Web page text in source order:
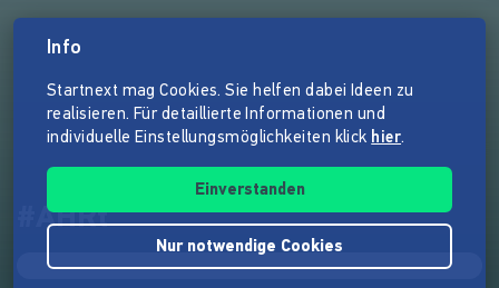
#AHRt
Info
Startnext mag Cookies. Sie helfen dabei Ideen zu
realisieren. Für detaillierte Informationen und
individuelle Einstellungsmöglichkeiten klick hier.
Einverstanden
Nur notwendige Cookies